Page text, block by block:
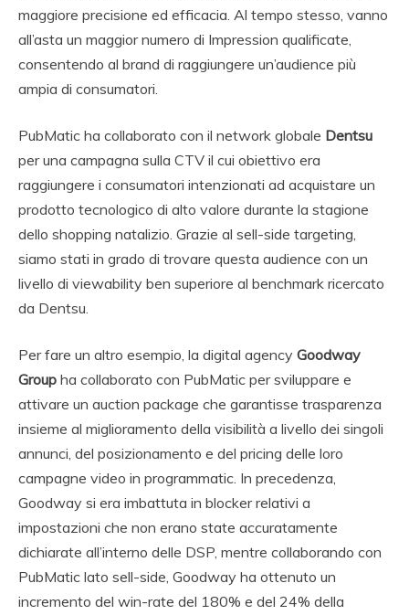
maggiore precisione ed efficacia. Al tempo stesso, vanno
all’asta un maggior numero di Impression qualificate,
consentendo al brand di raggiungere un’audience più
ampia di consumatori.
PubMatic ha collaborato con il network globale Dentsu
per una campagna sulla CTV il cui obiettivo era
raggiungere i consumatori intenzionati ad acquistare un
prodotto tecnologico di alto valore durante la stagione
dello shopping natalizio. Grazie al sell-side targeting,
siamo stati in grado di trovare questa audience con un
livello di viewability ben superiore al benchmark ricercato
da Dentsu.
Per fare un altro esempio, la digital agency Goodway
Group ha collaborato con PubMatic per sviluppare e
attivare un auction package che garantisse trasparenza
insieme al miglioramento della visibilità a livello dei singoli
annunci, del posizionamento e del pricing delle loro
campagne video in programmatic. In precedenza,
Goodway si era imbattuta in blocker relativi a
impostazioni che non erano state accuratamente
dichiarate all’interno delle DSP, mentre collaborando con
PubMatic lato sell-side, Goodway ha ottenuto un
incremento del win-rate del 180% e del 24% della